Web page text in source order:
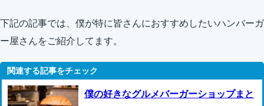
下記の記事では、僕が特に皆さんにおすすめしたいハンバーガ
ー屋さんをご紹介してます。
僕の好きなグルメバーガーショップまと